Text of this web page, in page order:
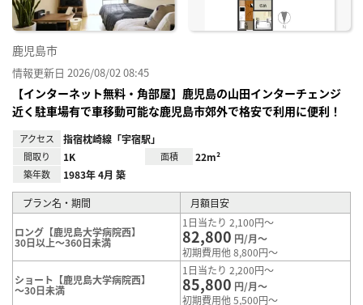
鹿児島市
情報更新日 2026/08/02 08:45
【インターネット無料・角部屋】鹿児島の山田インターチェンジ
近く駐車場有で車移動可能な鹿児島市郊外で格安で利用に便利！
アクセス 指宿枕崎線「宇宿駅」
間取り 1K 面積 22m²
築年数 1983年 4月 築
プラン名・期間 月額目安
ロング【鹿児島大学病院西】
30日以上～360日未満
1日当たり 2,100円～
82,800 円/月～
初期費用他 8,800円～
ショート【鹿児島大学病院西】
～30日未満
1日当たり 2,200円～
85,800 円/月～
初期費用他 5,500円～